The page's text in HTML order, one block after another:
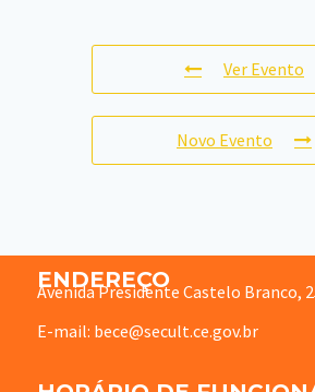
Ver Evento
Novo Evento
ENDEREÇO
Avenida Presidente Castelo Branco,
E-mail: bece@secult.ce.gov.br